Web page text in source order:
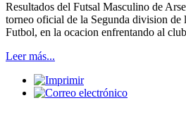
Resultados del Futsal Masculino de
torneo oficial de la Segunda division
Futbol, en la ocacion enfrentando al
Leer más...